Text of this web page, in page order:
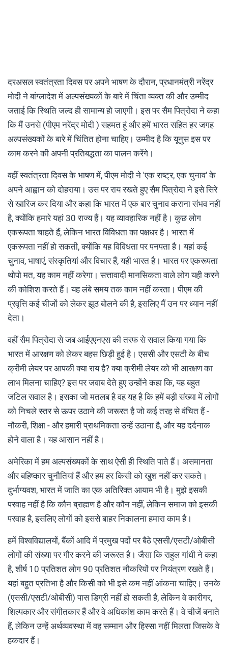
दरअसल स्वतंत्रता दिवस पर अपने भाषण के दौरान, प्रधानमंत्री नरेंद्र
मोदी ने बांग्लादेश में अल्पसंख्यकों के बारे में चिंता व्यक्त की और उम्मीद
जताई कि स्थिति जल्द ही सामान्य हो जाएगी। इस पर सैम पित्रोदा ने कहा
कि मैं उनसे (पीएम नरेंद्र मोदी ) सहमत हूं और हमें भारत सहित हर जगह
अल्पसंख्यकों के बारे में चिंतित होना चाहिए। उम्मीद है कि यूनुस इस पर
काम करने की अपनी प्रतिबद्धता का पालन करेंगे।
वहीं स्वतंत्रता दिवस के भाषण में, पीएम मोदी ने 'एक राष्ट्र, एक चुनाव' के
अपने आह्वान को दोहराया। उस पर राय रखते हुए सैम पित्रोदा ने इसे सिरे
से खारिज कर दिया और कहा कि भारत में एक बार चुनाव कराना संभव नहीं
है, क्योंकि हमारे यहां 30 राज्य हैं। यह व्यावहारिक नहीं है। कुछ लोग
एकरूपता चाहते हैं, लेकिन भारत विविधता का पक्षधर है। भारत में
एकरूपता नहीं हो सकती, क्योंकि यह विविधता पर पनपता है। यहां कई
चुनाव, भाषाएं, संस्कृतियां और विचार हैं, यही भारत है। भारत पर एकरूपता
थोपो मत, यह काम नहीं करेगा। सत्तावादी मानसिकता वाले लोग यही करने
की कोशिश करते हैं। यह लंबे समय तक काम नहीं करता। पीएम की
प्रवृत्ति कई चीजों को लेकर झूठ बोलने की है, इसलिए मैं उन पर ध्यान नहीं
देता।
वहीं सैम पित्रोदा से जब आईएएनएस की तरफ से सवाल किया गया कि
भारत में आरक्षण को लेकर बहस छिड़ी हुई है। एससी और एसटी के बीच
क्रीमी लेयर पर आपकी क्या राय है? क्या क्रीमी लेयर को भी आरक्षण का
लाभ मिलना चाहिए? इस पर जवाब देते हुए उन्होंने कहा कि, यह बहुत
जटिल सवाल है। इसका जो मतलब है वह यह है कि हमें बड़ी संख्या में लोगों
को निचले स्तर से ऊपर उठाने की जरूरत है जो कई तरह से वंचित हैं -
नौकरी, शिक्षा - और हमारी प्राथमिकता उन्हें उठाना है, और यह दर्दनाक
होने वाला है। यह आसान नहीं है।
अमेरिका में हम अल्पसंख्यकों के साथ ऐसी ही स्थिति पाते हैं। असमानता
और बहिष्कार चुनौतियां हैं और हम हर किसी को खुश नहीं कर सकते।
दुर्भाग्यवश, भारत में जाति का एक अतिरिक्त आयाम भी है। मुझे इसकी
परवाह नहीं है कि कौन ब्राह्मण है और कौन नहीं, लेकिन समाज को इसकी
परवाह है, इसलिए लोगों को इससे बाहर निकालना हमारा काम है।
हमें विश्वविद्यालयों, बैंकों आदि में प्रमुख पदों पर बैठे एससी/एसटी/ओबीसी
लोगों की संख्या पर गौर करने की जरूरत है। जैसा कि राहुल गांधी ने कहा
है, शीर्ष 10 प्रतिशत लोग 90 प्रतिशत नौकरियों पर नियंत्रण रखते हैं।
यहां बहुत प्रतिभा है और किसी को भी इसे कम नहीं आंकना चाहिए। उनके
(एससी/एसटी/ओबीसी) पास डिग्री नहीं हो सकती है, लेकिन वे कारीगर,
शिल्पकार और संगीतकार हैं और वे अधिकांश काम करते हैं। वे चीजें बनाते
हैं, लेकिन उन्हें अर्थव्यवस्था में वह सम्मान और हिस्सा नहीं मिलता जिसके वे
हकदार हैं।